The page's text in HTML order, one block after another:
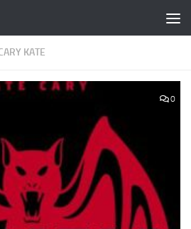
KATE
0